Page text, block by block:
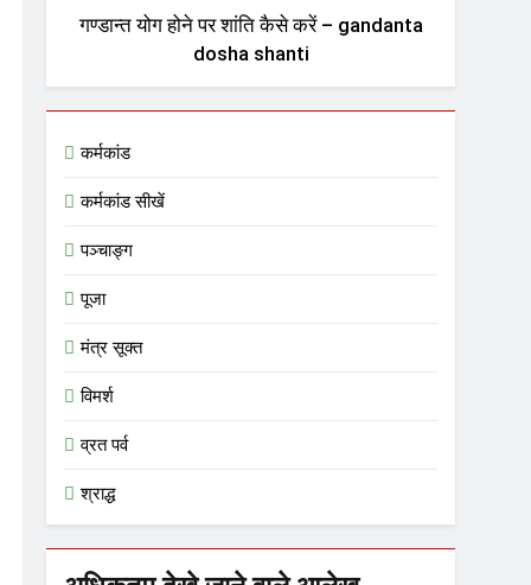
गण्डान्त योग होने पर शांति कैसे करें – gandanta
dosha shanti
कर्मकांड
कर्मकांड सीखें
पञ्चाङ्ग
पूजा
मंत्र सूक्त
विमर्श
व्रत पर्व
श्राद्ध